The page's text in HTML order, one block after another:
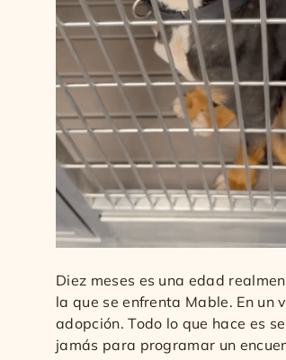
Diez meses es una edad
la que se enfrenta Mable. En un
adopción. Todo lo que hace es
jamás para programar un